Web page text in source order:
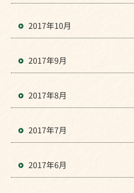
2017年10月
2017年9月
2017年8月
2017年7月
2017年6月